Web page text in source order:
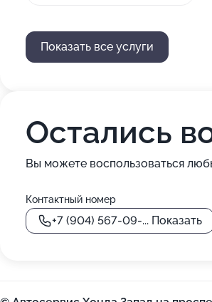
Показать все услуги
Остались
Вы можете воспользоваться
Контактный номер
+7 (904) 567-09-... Показать